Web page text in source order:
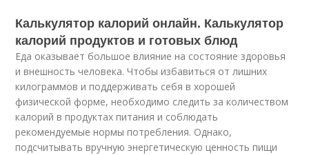
Калькулятор калорий онлайн. Калькулятор
калорий продуктов и готовых блюд
Еда оказывает большое влияние на состояние здоровья
и внешность человека. Чтобы избавиться от лишних
килограммов и поддерживать себя в хорошей
физической форме, необходимо следить за количеством
калорий в продуктах питания и соблюдать
рекомендуемые нормы потребления. Однако,
подсчитывать вручную энергетическую ценность пищи